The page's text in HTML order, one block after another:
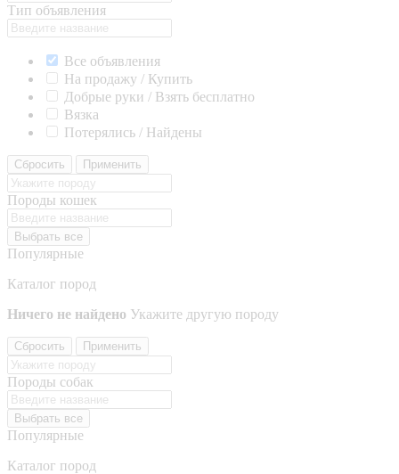
Тип объявления
Все объявления
На продажу / Купить
Добрые руки / Взять бесплатно
Вязка
Потерялись / Найдены
Сбросить Применить
Породы кошек
Выбрать все
Популярные
Каталог пород
Ничего не найдено Укажите другую породу
Сбросить Применить
Породы собак
Выбрать все
Популярные
Каталог пород